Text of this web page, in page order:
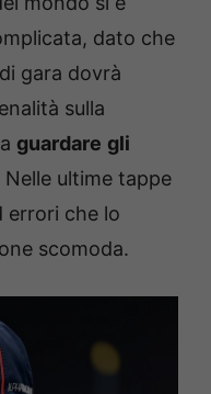
dato che
gara dovrà
sulla
guardare gli
Nelle ultime tappe
errori che lo
scomoda.